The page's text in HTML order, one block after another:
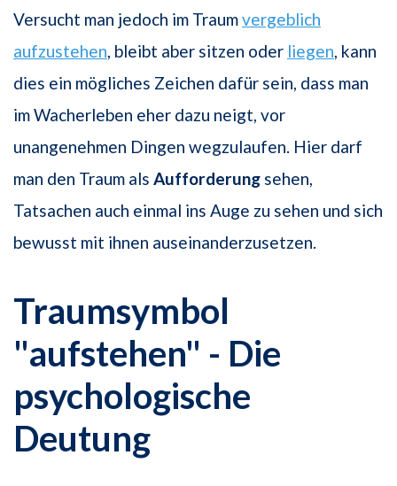
Versucht man jedoch im Traumvergeblich
aufzustehen, bleibt aber sitzen oder liegen, kann
dies ein mögliches Zeichen dafür sein, dass man
im Wacherleben eher dazu neigt, vor
unangenehmen Dingen wegzulaufen. Hier darf
man den Traum als Aufforderung sehen,
Tatsachen auch einmal ins Auge zu sehen und sich
bewusst mit ihnen auseinanderzusetzen.
Traumsymbol
"aufstehen" - Die
psychologische
Deutung